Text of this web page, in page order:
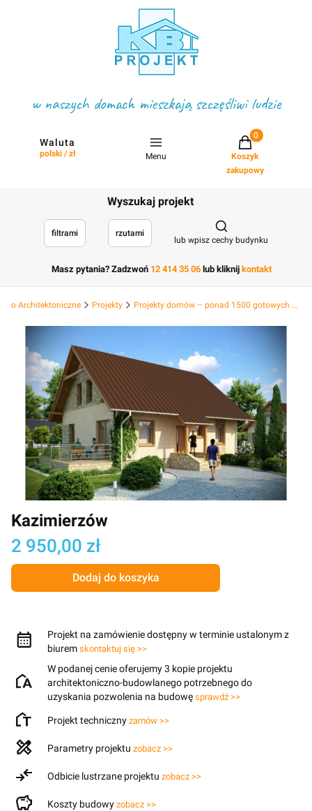
w naszych domach mieszkają szczęśliwi ludzie
Waluta
polski / zł Menu
Projekty w
Koszyk
zakupowy
Wyszukaj projekt
filtrami rzutami
Otwórz
lub wpisz cechy budynku
Masz pytania? Zadzwoń 12 414 35 06 lub kliknij kontakt
Architektoniczne Projekty Projekty domów – ponad 1500 gotowych projektów
Kazimierzów
Cena
2 950,00 zł
Dodaj do koszyka
Projekt na zamówienie dostępny w terminie ustalonym z
biurem skontaktuj się >>
W podanej cenie oferujemy 3 kopie projektu
architektoniczno-budowlanego potrzebnego do
uzyskania pozwolenia na budowę sprawdź >>
Projekt techniczny zamów >>
Parametry projektu zobacz >>
Odbicie lustrzane projektu zobacz >>
Koszty budowy zobacz >>